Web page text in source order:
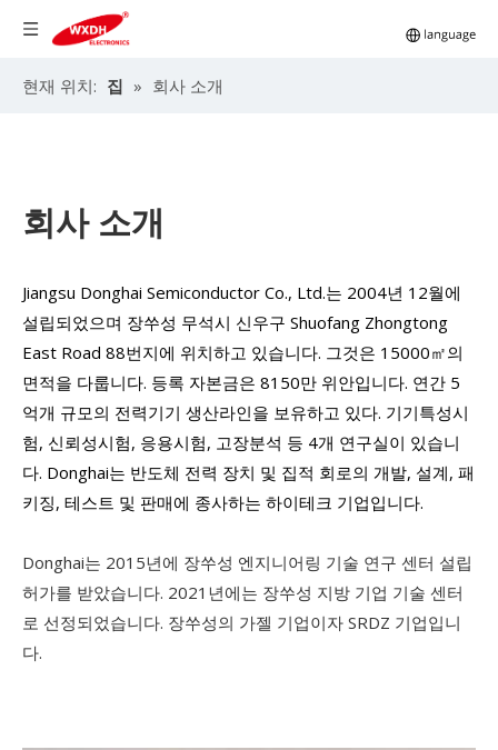
현재 위치: 집 » 회사 소개
회사 소개
Jiangsu Donghai Semiconductor Co., Ltd.는 2004년 12월에
설립되었으며 장쑤성 무석시 신우구 Shuofang Zhongtong
East Road 88번지에 위치하고 있습니다. 그것은 15000㎡의
면적을 다룹니다. 등록 자본금은 8150만 위안입니다. 연간 5
억개 규모의 전력기기 생산라인을 보유하고 있다. 기기특성시
험, 신뢰성시험, 응용시험, 고장분석 등 4개 연구실이 있습니
다. Donghai는 반도체 전력 장치 및 집적 회로의 개발, 설계, 패
키징, 테스트 및 판매에 종사하는 하이테크 기업입니다.
Donghai는 2015년에 장쑤성 엔지니어링 기술 연구 센터 설립
허가를 받았습니다. 2021년에는 장쑤성 지방 기업 기술 센터
로 선정되었습니다. 장쑤성의 가젤 기업이자 SRDZ 기업입니
다.